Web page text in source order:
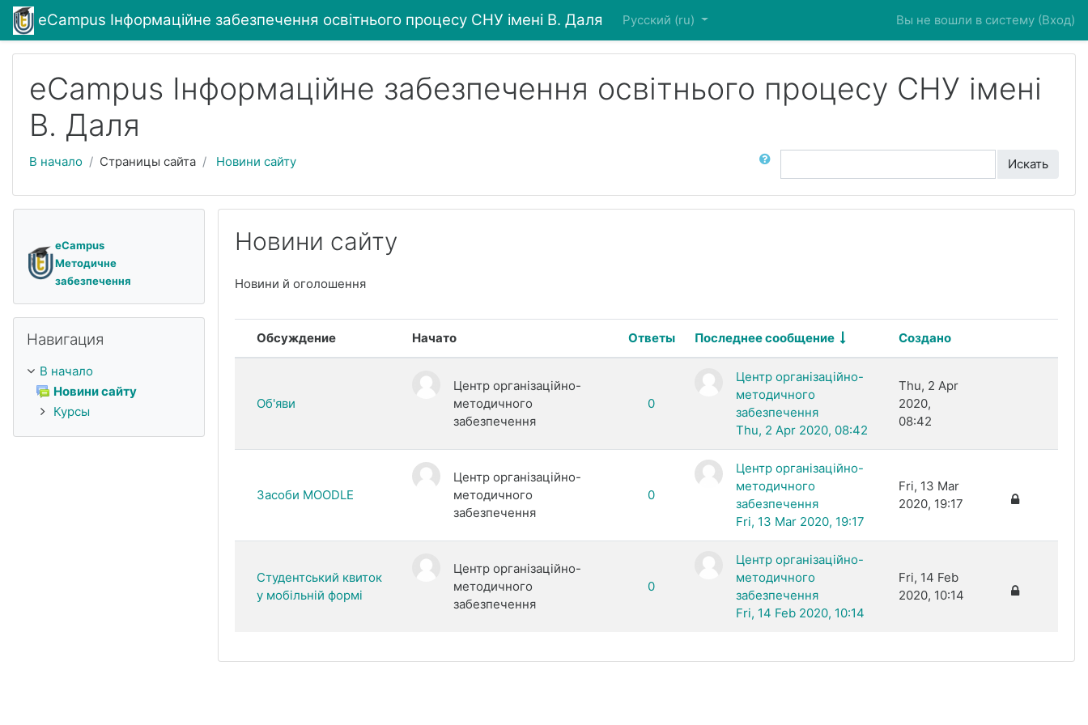
Перейти к основному содержанию
eCampus Інформаційне забезпечення освітнього процесу СНУ імені В. Даля Русский ‎(ru)‎ Вы не вошли в систему (Вход)
eCampus Інформаційне забезпечення освітнього процесу СНУ імені
В. Даля
В начало Страницы сайта Новини сайту
Поиск по форумам
Искать
Новини сайту
Новини й оголошення
Обсуждение Начато Ответы Последнее сообщение Создано
Об'яви
Центр організаційно-
методичного
забезпечення
0
Центр організаційно-
методичного
забезпечення
Thu, 2 Apr 2020, 08:42
Thu, 2 Apr
2020,
08:42
Засоби MOODLE
Центр організаційно-
методичного
забезпечення
0
Центр організаційно-
методичного
забезпечення
Fri, 13 Mar 2020, 19:17
Fri, 13 Mar
2020, 19:17
Студентський квиток
у мобільній формі
Центр організаційно-
методичного
забезпечення
0
Центр організаційно-
методичного
забезпечення
Fri, 14 Feb 2020, 10:14
Fri, 14 Feb
2020, 10:14
eCampus
Методичне
забезпечення
Навигация
В начало
Новини сайту
Курсы